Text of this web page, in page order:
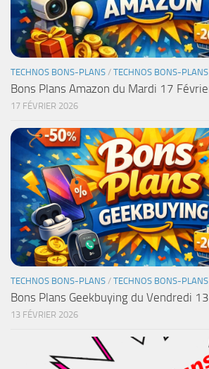
TECHNOS BONS-PLANS / TECHNOS BONS-
Bons Plans Amazon du Mardi 17
17 FÉVRIER 2026
TECHNOS BONS-PLANS / TECHNOS BONS-
Bons Plans Geekbuying du Vendredi
13 FÉVRIER 2026